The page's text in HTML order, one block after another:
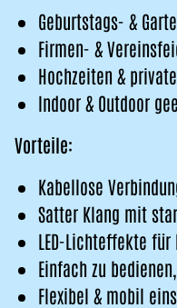
Geburtstags- &
Firmen- &
Hochzeiten &
Indoor & Outdoor
Vorteile:
Kabellose
Satter Klang mit
LED-Lichteffekte
Einfach zu
Flexibel & mobil